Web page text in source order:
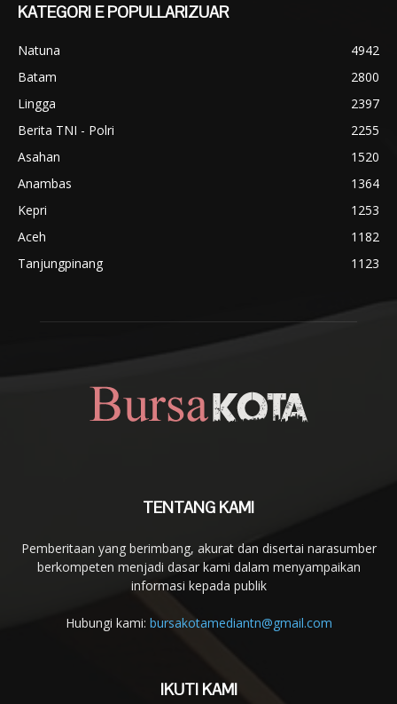
KATEGORI E POPULLARIZUAR
Natuna
4942
Batam
2800
Lingga
2397
Berita TNI - Polri
2255
Asahan
1520
Anambas
1364
Kepri
1253
Aceh
1182
Tanjungpinang
1123
TENTANG KAMI
Pemberitaan yang berimbang, akurat dan disertai narasumber
berkompeten menjadi dasar kami dalam menyampaikan
informasi kepada publik
Hubungi kami: bursakotamediantn@gmail.com
IKUTI KAMI